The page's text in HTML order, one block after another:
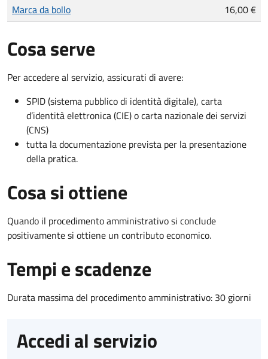
Tipo di pagamento
Importo
Marca da bollo 16,00 €
Cosa serve
Per accedere al servizio, assicurati di avere:
SPID (sistema pubblico di identità digitale), carta
d’identità elettronica (CIE) o carta nazionale dei servizi
(CNS)
tutta la documentazione prevista per la presentazione
della pratica.
Cosa si ottiene
Quando il procedimento amministrativo si conclude
positivamente si ottiene un contributo economico.
Tempi e scadenze
Durata massima del procedimento amministrativo: 30 giorni
Accedi al servizio